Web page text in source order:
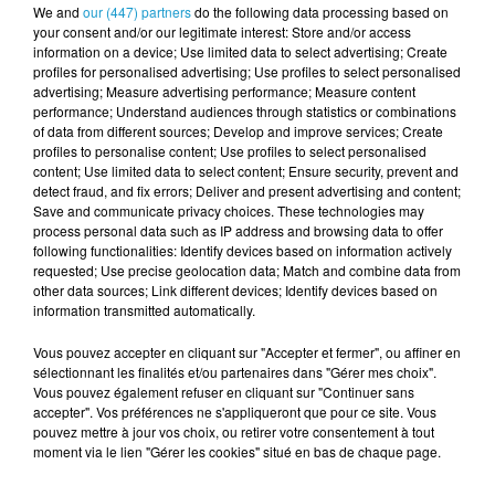
Valérie Le THUAUT, représentante des
sociétés BSA et MAURY, a eu l’honneur de
remettre un chèque de 700 € à Etienne
CAIGNARD, responsable départemental de
l’Association « Les Virades de l’Espoir –
Vaincre la Mucoviscidose ».
Ce don permettra à l’association de financer
des actions en faveur des personnes
atteintes de mucoviscidose et de poursuivre
rare.
We and our (447) partnersdo the following data processing based on
your consent and/or our legitimate interest: Store and/or access
information on a device; Use limited data to select advertising; Create
profiles for personalised advertising; Use profiles to select personalised
advertising; Measure advertising performance; Measure content
performance; Understand audiences through statistics or combinations
of data from different sources; Develop and improve services; Create
profiles to personalise content; Use profiles to select personalised
content; Use limited data to select content; Ensure security, prevent and
detect fraud, and fix errors; Deliver and present advertising and content;
Save and communicate privacy choices. These technologies may
process personal data such as IP address and browsing data to offer
following functionalities: Identify devices based on information actively
requested; Use precise geolocation data; Match and combine data from
other data sources; Link different devices; Identify devices based on
information transmitted automatically.
Vous pouvez accepter en cliquant sur "Accepter et fermer", ou affiner en
sélectionnant les finalités et/ou partenaires dans "Gérer mes choix".
Vous pouvez également refuser en cliquant sur "Continuer sans
accepter". Vos préférences ne s'appliqueront que pour ce site. Vous
pouvez mettre à jour vos choix, ou retirer votre consentement à tout
moment via le lien "Gérer les cookies" situé en bas de chaque page.